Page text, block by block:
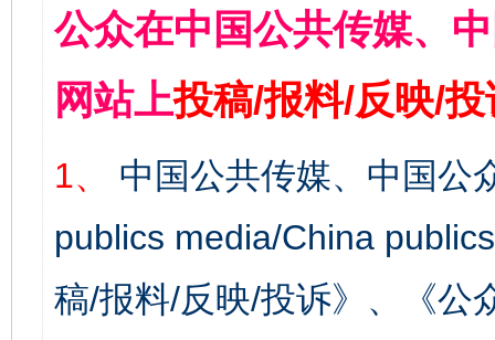
公众在中国公共传媒、
网站上投稿/报料/反映/
1、
中国公共传媒、中国公
publics media/China
稿/报料/反映/投诉》、《公